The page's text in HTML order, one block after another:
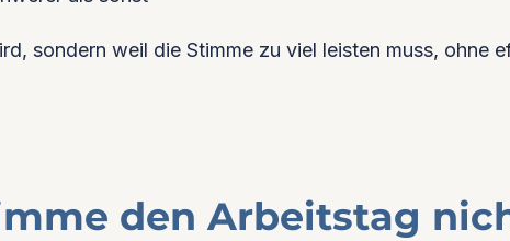
sondern weil die Stimme zu viel leisten muss, ohne
den Arbeitstag